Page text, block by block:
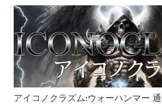
アイコノクラズム:ウォーハンマー